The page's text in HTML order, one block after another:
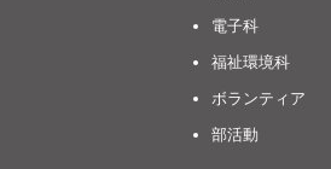
電子科
福祉環境科
ボランティア
部活動